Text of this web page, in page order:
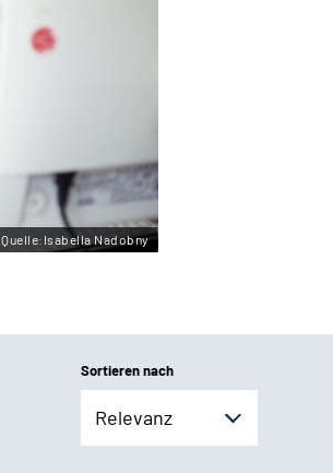
Quelle:Isabella Nadobny
Sortieren nach
Relevanz